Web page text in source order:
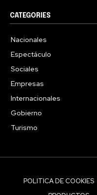
CATEGORIES
Nacionales
Espectáculo
Sociales
Empresas
Internacionales
Gobierno
Turismo
POLITICA DE COOKIES